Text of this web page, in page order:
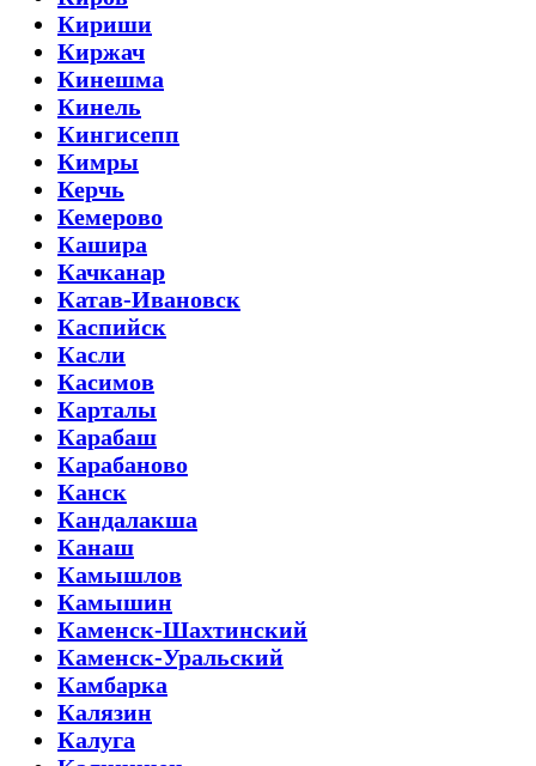
Кириши
Киржач
Кинешма
Кинель
Кингисепп
Кимры
Керчь
Кемерово
Кашира
Качканар
Катав-Ивановск
Каспийск
Касли
Касимов
Карталы
Карабаш
Карабаново
Канск
Кандалакша
Канаш
Камышлов
Камышин
Каменск-Шахтинский
Каменск-Уральский
Камбарка
Калязин
Калуга